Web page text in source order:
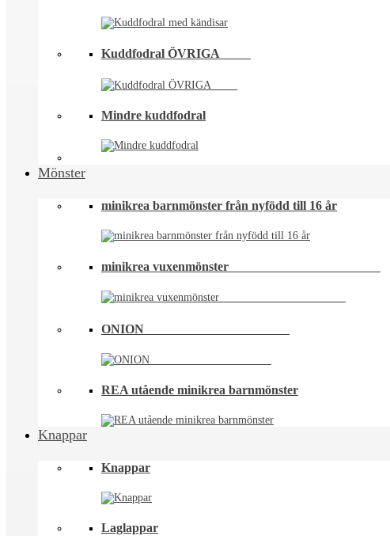
Kuddfodral ÖVRIGA ⠀⠀⠀
Mindre kuddfodral
Mönster
minikrea barnmönster från nyfödd till 16 år
minikrea vuxenmönster⠀⠀⠀⠀⠀⠀⠀⠀⠀⠀⠀⠀⠀⠀⠀⠀
ONION ⠀⠀⠀⠀⠀⠀⠀⠀⠀⠀⠀⠀⠀⠀⠀
REA utående minikrea barnmönster
Knappar
Knappar
Laglappar